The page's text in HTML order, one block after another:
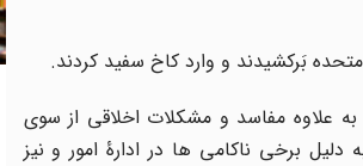
بَرکشیدند و وارد کاخ سفید کردند.
علاوه مفاسد و مشکلات اخلاقی از سوی
برخی ناکامی ها در ادارۀ امور و نیز